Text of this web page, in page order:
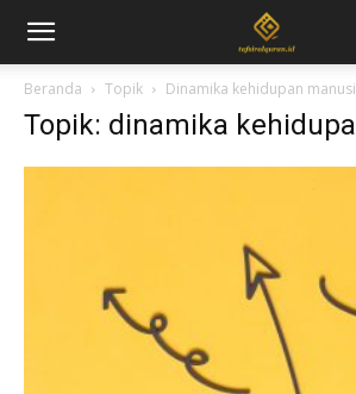
Beranda Topik Dinamika kehidupan
Topik: dinamika